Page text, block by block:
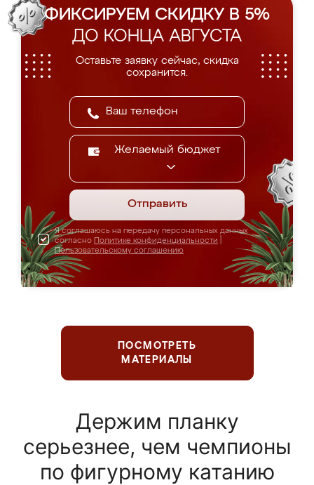
ФИКСИРУЕМ СКИДКУ В 5%
ДО КОНЦА АВГУСТА
Оставьте заявку сейчас, скидка
сохранится.
Желаемый бюджет
Отправить
Я соглашаюсь на передачу персональных данных
согласно Политике конфиденциальности
Пользовательскому соглашению
ПОСМОТРЕТЬ
МАТЕРИАЛЫ
Держим планку
серьезнее, чем чемпионы
по фигурному катанию